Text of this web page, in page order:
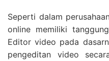
Seperti dalam
online memiliki
Editor video pada
pengeditan video